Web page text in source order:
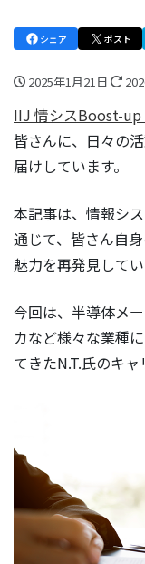
シェア ポスト
2025年1月21日
IIJ 情シスBoost-
皆さんに、日々の
届けしています。
本記事は、情報シ
通じて、皆さん自
魅力を再発見して
今回は、半導体メ
カなど様々な業種
てきたN.T.氏のキ